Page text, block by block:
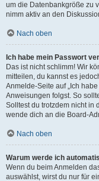
um die Datenbankgröße zu
nimm aktiv an den
Nach oben
Ich habe mein Passwort
Das ist nicht schlimm! Wir
mitteilen, du kannst es
Anmelde-Seite auf „Ich
Anweisungen folgst. So
Solltest du trotzdem nicht in
wende dich an die Board-
Nach oben
Warum werde ich
Wenn du beim Anmelden
auswählst, wirst du nur für